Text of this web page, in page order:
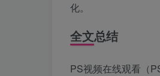
化。
全文总结
PS视频在线观看（